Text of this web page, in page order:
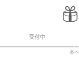
受付中
本